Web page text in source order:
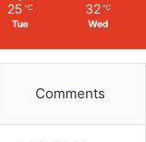
25 ℃
Tue
32 ℃
Wed
Comments